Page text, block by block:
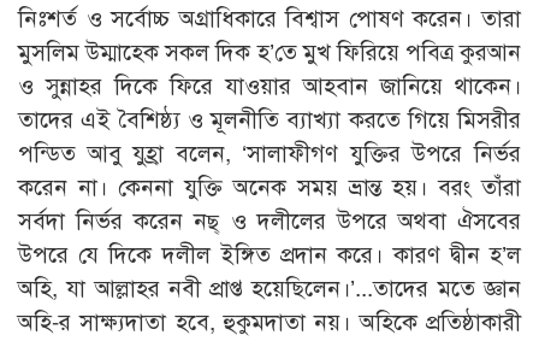
নিঃশর্ত ও সর্বোচ্চ অগ্রাধিকারে বিশ্বাস পোষণ করেন। তারা
মুসলিম উম্মাহ্কে সকল দিক হ’তে মুখ ফিরিয়ে পবিত্র কুরআন
ও সুন্নাহর দিকে ফিরে যাওয়ার আহবান জানিয়ে থাকেন।
তাদের এই বৈশিষ্ঠ্য ও মূলনীতি ব্যাখ্যা করতে গিয়ে মিসরীর
পন্ডিত আবু যুহ্রা বলেন, ‘সালাফীগণ যুক্তির উপরে নির্ভর
করেন না। কেননা যুক্তি অনেক সময় ভ্রান্ত হয়। বরং তাঁরা
সর্বদা নির্ভর করেন নছ্ ও দলীলের উপরে অথবা ঐসবের
উপরে যে দিকে দলীল ইঙ্গিত প্রদান করে। কারণ দ্বীন হ’ল
অহি, যা আল্লাহর নবী প্রাপ্ত হয়েছিলেন।’...তাদের মতে জ্ঞান
অহি-র সাক্ষ্যদাতা হবে, হুকুমদাতা নয়। অহিকে প্রতিষ্ঠাকারী